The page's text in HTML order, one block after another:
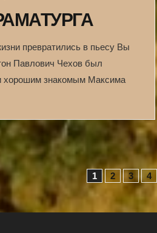
превратились в пьесу Вы
Павлович Чехов был
хорошим знакомым Максима
1 2 3 4